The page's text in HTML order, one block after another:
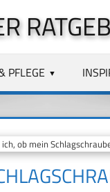
PFLEGE
ob mein